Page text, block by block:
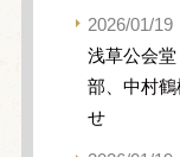
2026/01/19
浅草公会
部、中村
せ